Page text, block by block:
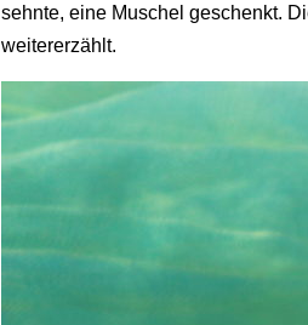
sehnte, eine Muschel geschenkt.
weitererzählt.